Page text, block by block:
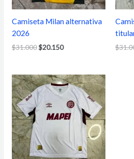
Camiseta Milan alternativa
2026
$31.000$20.150 $